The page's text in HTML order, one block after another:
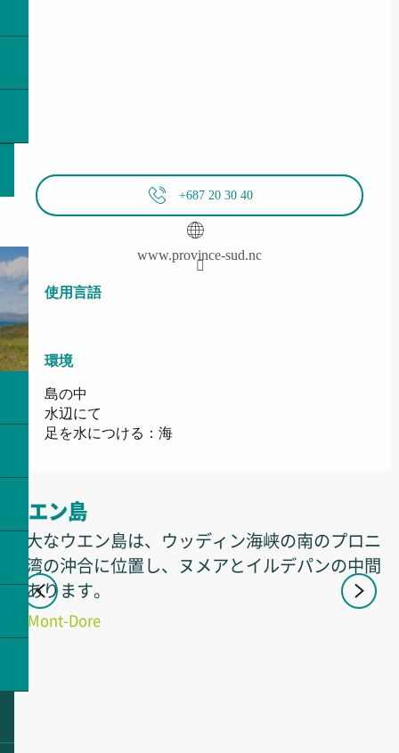
+687 20 30 40
www.province-sud.nc
使用言語
使用言語
環境
環境
島の中
水辺にて
足を水につける：海
ウエン島
広大なウエン島は、ウッディン海峡の南のプロニ
ー湾の沖合に位置し、ヌメアとイルデパンの中間
にあります。
Mont-Dore